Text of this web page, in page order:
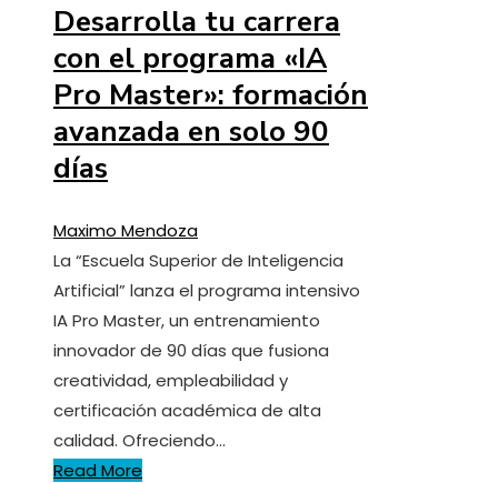
Desarrolla tu carrera
con el programa «IA
Pro Master»: formación
avanzada en solo 90
días
Maximo Mendoza
La “Escuela Superior de Inteligencia
Artificial” lanza el programa intensivo
IA Pro Master, un entrenamiento
innovador de 90 días que fusiona
creatividad, empleabilidad y
certificación académica de alta
calidad. Ofreciendo…
Read More